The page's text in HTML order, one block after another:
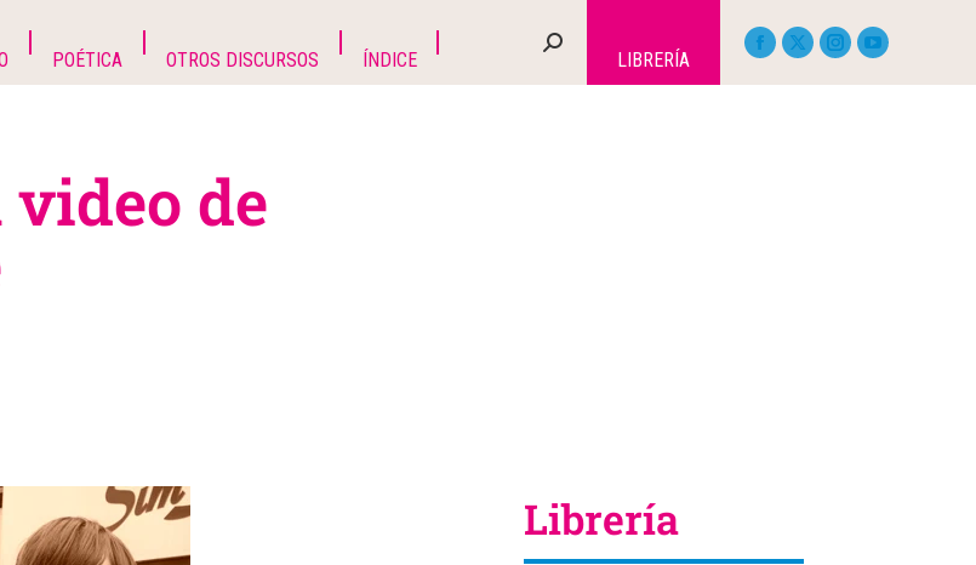
POÉTICA OTROS DISCURSOS ÍNDICE LIBRERÍA
video de
Librería